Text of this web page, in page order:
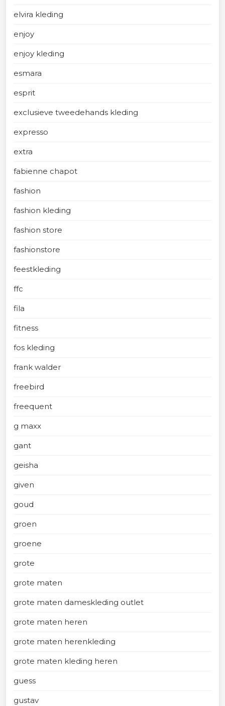
elvira kleding
enjoy
enjoy kleding
esmara
esprit
exclusieve tweedehands kleding
expresso
extra
fabienne chapot
fashion
fashion kleding
fashion store
fashionstore
feestkleding
ffc
fila
fitness
fos kleding
frank walder
freebird
freequent
g maxx
gant
geisha
given
goud
groen
groene
grote
grote maten
grote maten dameskleding outlet
grote maten heren
grote maten herenkleding
grote maten kleding heren
guess
gustav